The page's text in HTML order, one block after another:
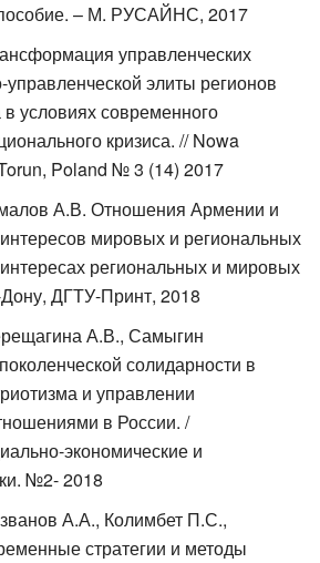
– М. РУСАЙНС, 2017
управленческих
управленческой элиты регионов
условиях современного
кризиса. // Nowa
Poland № 3 (14) 2017
А.В. Отношения Армении и
мировых и региональных
региональных и мировых
ДГТУ-Принт, 2018
А.В., Самыгин
солидарности в
и управлении
в России. /
экономические и
№2- 2018
А.А., Колимбет П.С.,
стратегии и методы